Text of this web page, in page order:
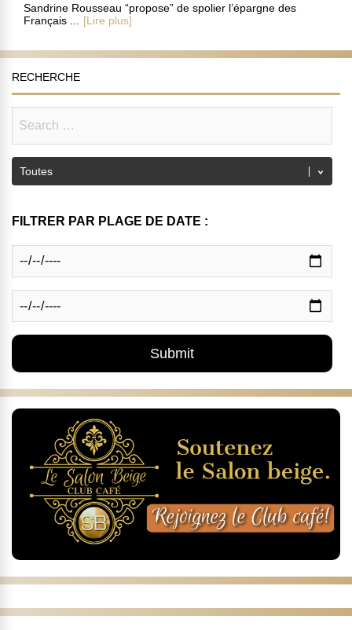
Sandrine Rousseau “propose” de spolier l’épargne des
Français ...
[Lire plus]
RECHERCHE
FILTRER PAR PLAGE DE DATE :